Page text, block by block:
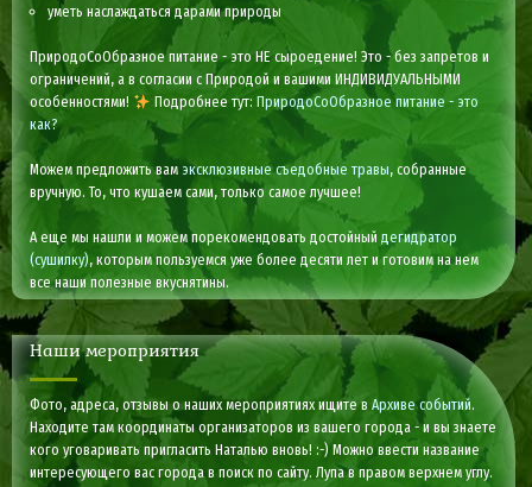
уметь наслаждаться дарами природы
ПриродоСоОбразное питание - это НЕ сыроедение! Это - без запретов и
ограничений, а в согласии с Природой и вашими ИНДИВИДУАЛЬНЫМИ
особенностями!
Подробнее тут: ПриродоСоОбразное питание - это
как?
Можем предложить вам эксклюзивные съедобные травы, собранные
вручную. То, что кушаем сами, только самое лучшее!
А еще мы нашли и можем порекомендовать достойныйдегидратор
(сушилку), которым пользуемся уже более десяти лет и готовим на нем
все наши полезные вкуснятины.
Наши мероприятия
Фото, адреса, отзывы о наших мероприятиях ищите вАрхиве событий.
Находите там координаты организаторов из вашего города - и вы знаете
кого уговаривать пригласить Наталью вновь! :-) Можно ввести название
интересующего вас города в поиск по сайту. Лупа в правом верхнем углу.